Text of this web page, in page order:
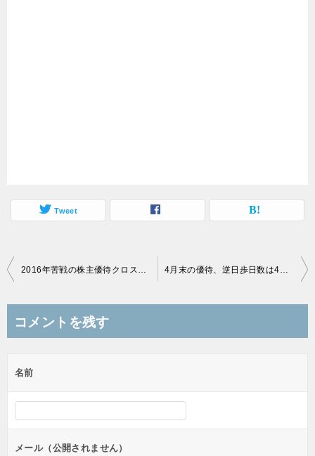
Tweet
投
ビ
ー
シ
ョ
ン
2016年苦戦の株主優待クロス取引、3月に向けて一般信用を考える 4月末の優待、逆日歩日数は4日なので注意！
コメントを残す
名前
メール（公開されません）